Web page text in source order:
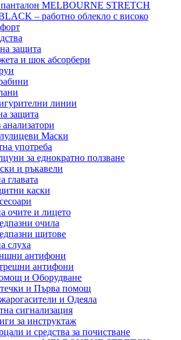
защита
и шок абсорбери
линии
защита
анализатори
Маски
употреба
за еднократно ползване
и ръкавели
главата
каски
очите и лицето
очила
щитове
слуха
антифони
антифони
и Оборудване
и Първа помощ
и Одеяла
сигнализация
за инструктаж
и средства за почистване